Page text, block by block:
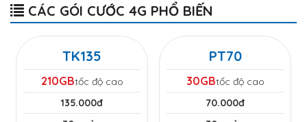
CÁC GÓI CƯỚC 4G PHỔ BIẾN
TK135
210GBtốc độ cao
135.000đ
PT70
30GBtốc độ cao
70.000đ